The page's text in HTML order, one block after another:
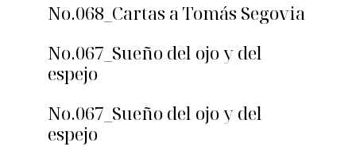
No.068_Cartas a Tomás Segovia
No.067_Sueño del ojo y del
espejo
No.067_Sueño del ojo y del
espejo